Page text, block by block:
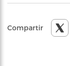
Compartir